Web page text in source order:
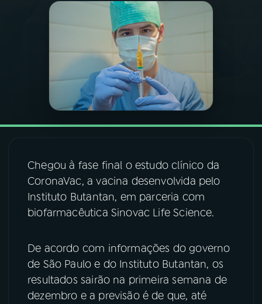
PROGRAMAÇÃO
PODCASTS
06VIDEOCASTS
07ÚLTIMAS
08FESTIVAL DE MÚSICA
YouTube Facebook
Instagram X
Chegou à fase final o estudo clínico da
CoronaVac, a vacina desenvolvida pelo
Instituto Butantan, em parceria com
biofarmacêutica Sinovac Life Science.
De acordo com informações do governo
de São Paulo e do Instituto Butantan, os
resultados sairão na primeira semana de
dezembro e a previsão é de que, até